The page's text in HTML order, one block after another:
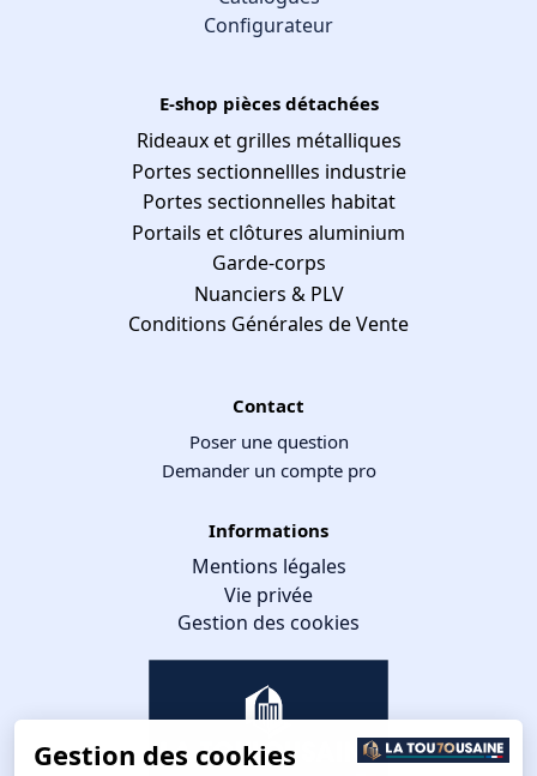
Configurateur
E-shop pièces détachées
Rideaux et grilles métalliques
Portes sectionnellles industrie
Portes sectionnelles habitat
Portails et clôtures aluminium
Garde-corps
Nuanciers & PLV
Conditions Générales de Vente
Contact
Poser une question
Demander un compte pro
Informations
Mentions légales
Vie privée
Gestion des cookies
Gestion des cookies